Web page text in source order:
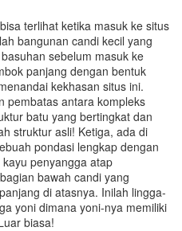
terlihat ketika masuk ke situs
bangunan candi kecil yang
sebelum masuk ke
panjang dengan bentuk
kekhasan situs ini.
pembatas antara kompleks
batu yang bertingkat dan
struktur asli! Ketiga, ada di
pondasi lengkap dengan
penyangga atap
bawah candi yang
di atasnya. Inilah lingga-
yoni dimana yoni-nya memiliki
biasa!